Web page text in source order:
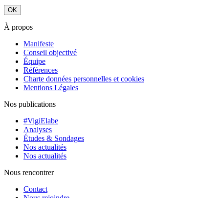
À propos
Manifeste
Conseil objectivé
Équipe
Références
Charte données personnelles et cookies
Mentions Légales
Nos publications
#VigiElabe
Analyses
Études & Sondages
Nos actualités
Nos actualités
Nous rencontrer
Contact